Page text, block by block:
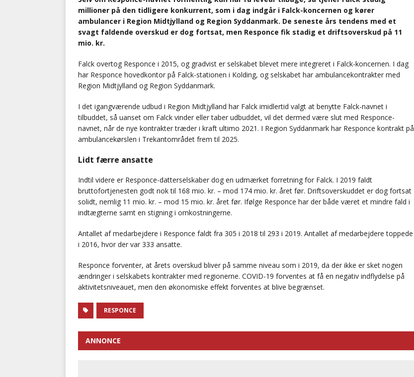
millioner på den tidligere konkurrent, som i dag indgår i Falck-koncernen og kører
ambulancer i Region Midtjylland og Region Syddanmark. De seneste års tendens med et
svagt faldende overskud er dog fortsat, men Responce fik stadig et driftsoverskud på 11
mio. kr.
Falck overtog Responce i 2015, og gradvist er selskabet blevet mere integreret i Falck-koncernen. I dag
har Responce hovedkontor på Falck-stationen i Kolding, og selskabet har ambulancekontrakter med
Region Midtjylland og Region Syddanmark.
I det igangværende udbud i Region Midtjylland har Falck imidlertid valgt at benytte Falck-navnet i
tilbuddet, så uanset om Falck vinder eller taber udbuddet, vil det dermed være slut med Responce-
navnet, når de nye kontrakter træder i kraft ultimo 2021. I Region Syddanmark har Responce kontrakt på
ambulancekørslen i Trekantområdet frem til 2025.
Lidt færre ansatte
Indtil videre er Responce-datterselskaber dog en udmærket forretning for Falck. I 2019 faldt
bruttofortjenesten godt nok til 168 mio. kr. – mod 174 mio. kr. året før. Driftsoverskuddet er dog fortsat
solidt, nemlig 11 mio. kr. – mod 15 mio. kr. året før. Ifølge Responce har der både været et mindre fald i
indtægterne samt en stigning i omkostningerne.
Antallet af medarbejdere i Responce faldt fra 305 i 2018 til 293 i 2019. Antallet af medarbejdere toppede
i 2016, hvor der var 333 ansatte.
Responce forventer, at årets overskud bliver på samme niveau som i 2019, da der ikke er sket nogen
ændringer i selskabets kontrakter med regionerne. COVID-19 forventes at få en negativ indflydelse på
aktivitetsniveauet, men den økonomiske effekt forventes at blive begrænset.
RESPONCE
ANNONCE